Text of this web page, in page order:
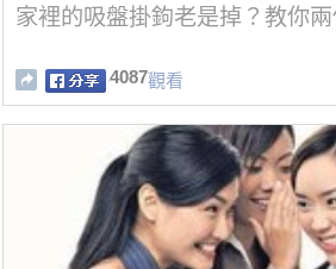
家裡的吸盤掛鉤老是掉？教你
4087觀看